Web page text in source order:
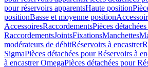
pour réservoirs apparentsHaute position
positionBasse et moyenne position
AccessoiresRaccordementsPièces
RaccordementsJointsFixationsManchettes
modérateurs de débitRéservoirs à encastrer
SigmaPièces détachées pour Réservoirs à
à encastrer OmegaPièces détachées pour